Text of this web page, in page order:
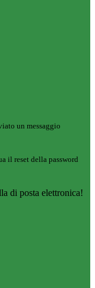
un messaggio
il reset della password
di posta elettronica!